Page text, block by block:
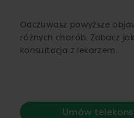
Odczuwasz powyższe
różnych chorób. Zobacz
konsultacja z lekarzem.
Umów